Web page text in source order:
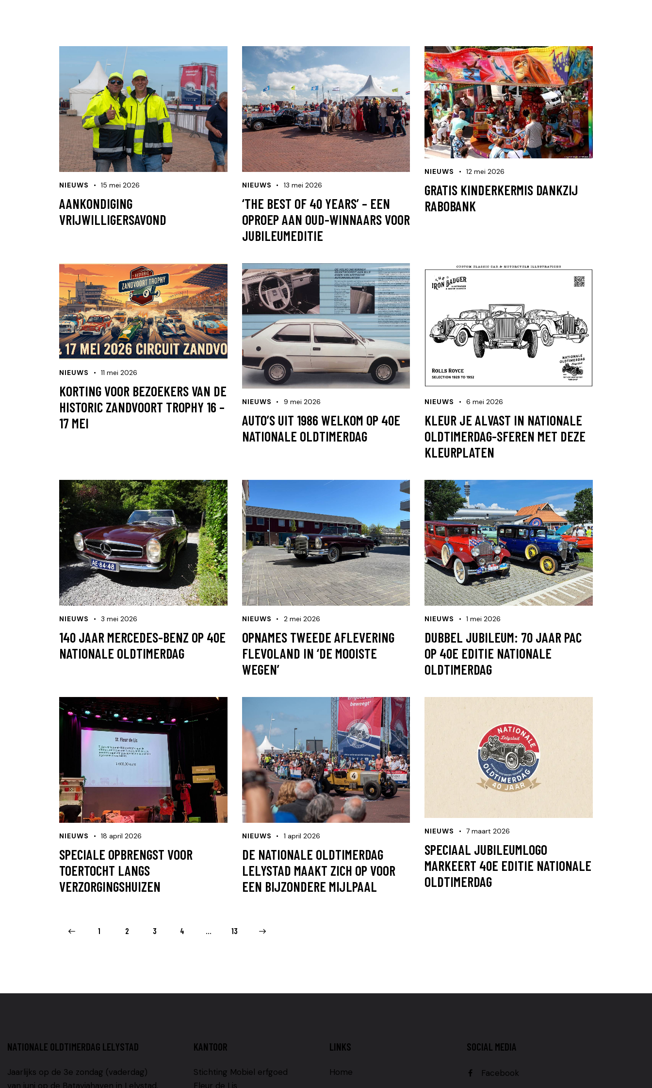
NIEUWS 15 mei 2026
AANKONDIGING
VRIJWILLIGERSAVOND
NIEUWS 13 mei 2026
‘THE BEST OF 40 YEARS’ – EEN
OPROEP AAN OUD-WINNAARS VOOR
JUBILEUMEDITIE
NIEUWS 12 mei 2026
GRATIS KINDERKERMIS DANKZIJ
RABOBANK
NIEUWS 11 mei 2026
KORTING VOOR BEZOEKERS VAN DE
HISTORIC ZANDVOORT TROPHY 16 –
17 MEI
NIEUWS 9 mei 2026
AUTO’S UIT 1986 WELKOM OP 40E
NATIONALE OLDTIMERDAG
NIEUWS 6 mei 2026
KLEUR JE ALVAST IN NATIONALE
OLDTIMERDAG-SFEREN MET DEZE
KLEURPLATEN
NIEUWS 3 mei 2026
140 JAAR MERCEDES-BENZ OP 40E
NATIONALE OLDTIMERDAG
NIEUWS 2 mei 2026
OPNAMES TWEEDE AFLEVERING
FLEVOLAND IN ‘DE MOOISTE
WEGEN’
NIEUWS 1 mei 2026
DUBBEL JUBILEUM: 70 JAAR PAC
OP 40E EDITIE NATIONALE
OLDTIMERDAG
NIEUWS 18 april 2026
SPECIALE OPBRENGST VOOR
TOERTOCHT LANGS
VERZORGINGSHUIZEN
NIEUWS 1 april 2026
DE NATIONALE OLDTIMERDAG
LELYSTAD MAAKT ZICH OP VOOR
EEN BIJZONDERE MIJLPAAL
NIEUWS 7 maart 2026
SPECIAAL JUBILEUMLOGO
MARKEERT 40E EDITIE NATIONALE
OLDTIMERDAG
1 2 3 4 … 13
NATIONALE OLDTIMERDAG LELYSTAD
Jaarlijks op de 3e zondag (vaderdag)
van juni op de Bataviahaven in Lelystad.
KANTOOR
Stichting Mobiel erfgoed
Fleur de Lis
LINKS
Home
SOCIAL MEDIA
Facebook